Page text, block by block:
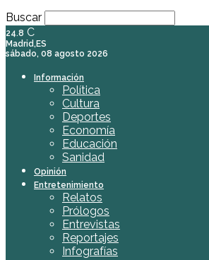
Buscar
24.8 C
Madrid,ES
sábado, 08 agosto 2026
Información
Política
Cultura
Deportes
Economía
Educación
Sanidad
Opinión
Entretenimiento
Relatos
Prólogos
Entrevistas
Reportajes
Infografías